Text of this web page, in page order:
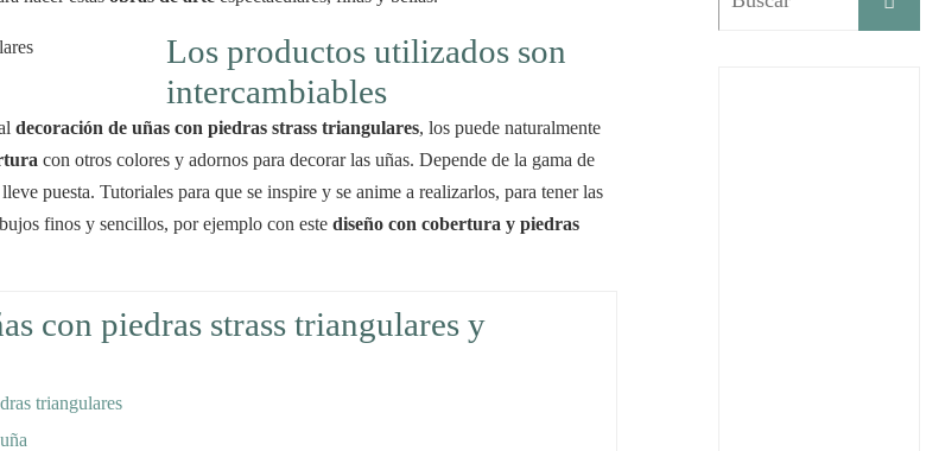
Los productos utilizados son
intercambiables
decoración de uñas con piedras strass triangulares, los puede naturalmente
con otros colores y adornos para decorar las uñas. Depende de la gama de
puesta. Tutoriales para que se inspire y se anime a realizarlos, para tener las
finos y sencillos, por ejemplo con este diseño con cobertura y piedras
con piedras strass triangulares y
triangulares